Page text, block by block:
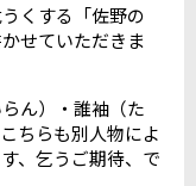
くする「佐野の
せていただきま
ん）・誰袖（た
ちらも別人物によ
、乞うご期待、で